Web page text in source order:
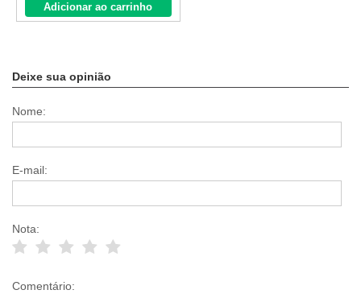
Adicionar ao carrinho
Deixe sua opinião
Nome:
E-mail:
Nota:
Comentário: